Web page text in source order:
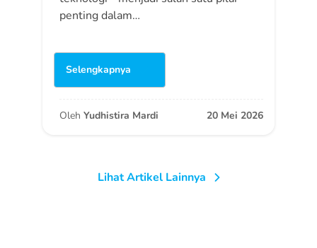
penting dalam…
Selengkapnya
Oleh Yudhistira Mardi 20 Mei 2026
Lihat Artikel Lainnya